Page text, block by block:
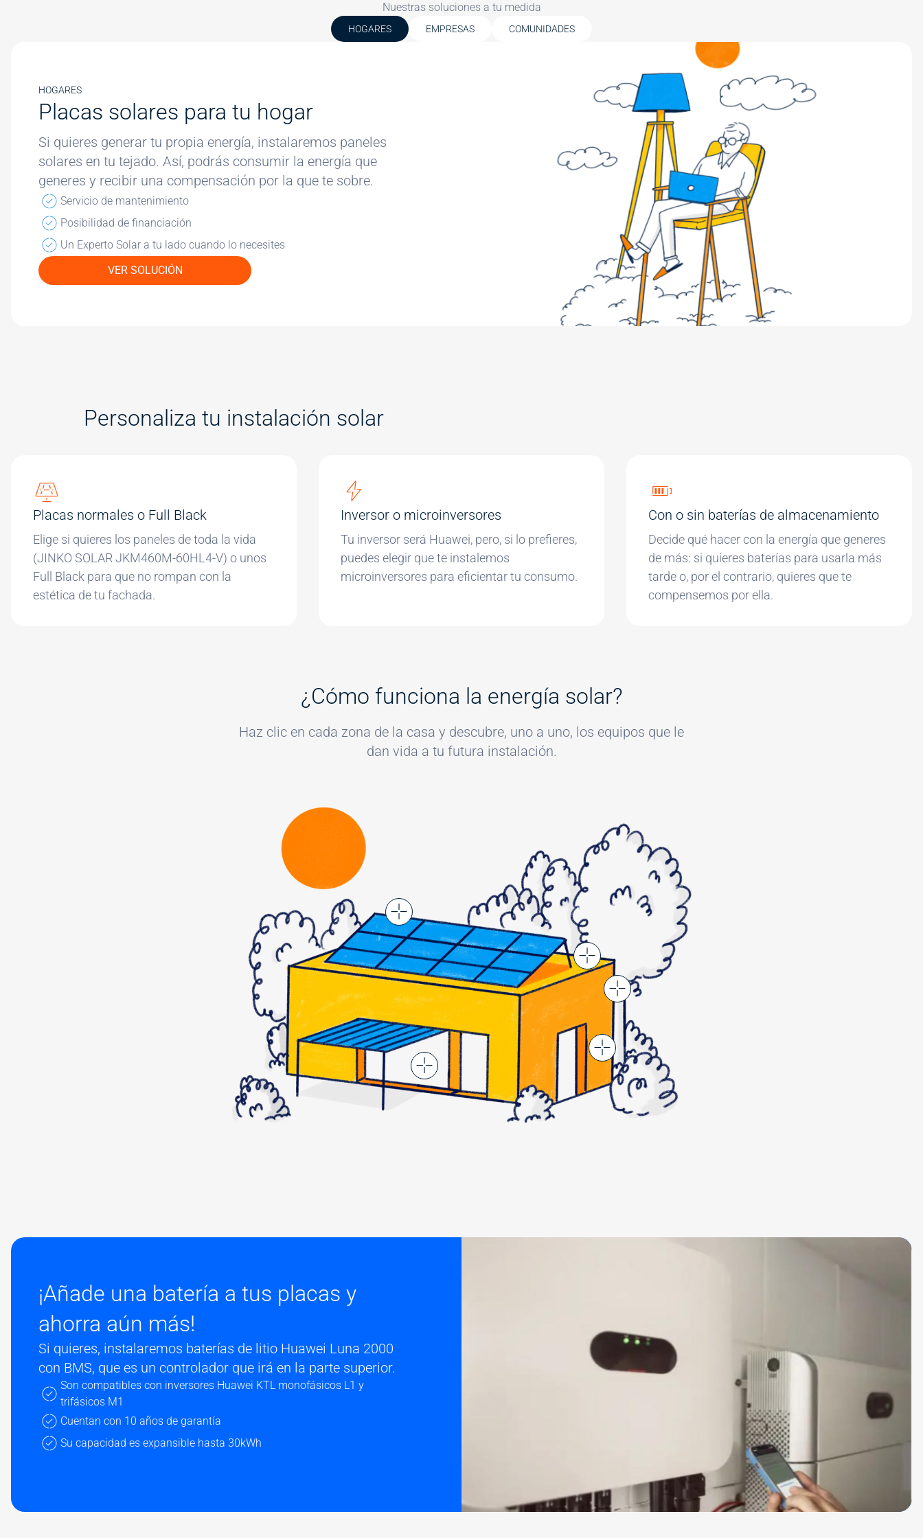
Nuestras soluciones a tu medida
HOGARES EMPRESAS COMUNIDADES
HOGARES
Placas solares para tu hogar
Si quieres generar tu propia energía, instalaremos paneles
solares en tu tejado. Así, podrás consumir la energía que
generes y recibir una compensación por la que te sobre.
Servicio de mantenimiento
Posibilidad de financiación
Un Experto Solar a tu lado cuando lo necesites
VER SOLUCIÓN
Personaliza tu instalación solar
Placas normales o Full Black
Elige si quieres los paneles de toda la vida
(JINKO SOLAR JKM460M-60HL4-V) o unos
Full Black para que no rompan con la
estética de tu fachada.
Inversor o microinversores
Tu inversor será Huawei, pero, si lo prefieres,
puedes elegir que te instalemos
microinversores para eficientar tu consumo.
Con o sin baterías de almacenamiento
Decide qué hacer con la energía que generes
de más: si quieres baterías para usarla más
tarde o, por el contrario, quieres que te
compensemos por ella.
¿Cómo funciona la energía solar?
Haz clic en cada zona de la casa y descubre, uno a uno, los equipos que le
dan vida a tu futura instalación.
¡Añade una batería a tus placas y
ahorra aún más!
Si quieres, instalaremos baterías de litio Huawei Luna 2000
con BMS, que es un controlador que irá en la parte superior.
Son compatibles con inversores Huawei KTL monofásicos L1 y
trifásicos M1
Cuentan con 10 años de garantía
Su capacidad es expansible hasta 30kWh